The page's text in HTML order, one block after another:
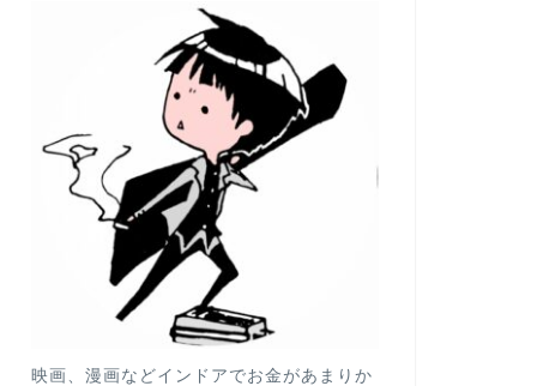
映画、漫画などインドアでお金があまりか